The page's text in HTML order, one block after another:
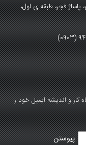
پاساژ فجر، طبقه ی اول،
(0903)
و اندیشه ایمیل خود را